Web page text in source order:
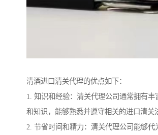
清酒进口清关代理的优点如下：
1. 知识和经验：清关代理公司通常拥有丰
和知识，能够熟悉并遵守相关的进口清关
2. 节省时间和精力：清关代理公司能够代